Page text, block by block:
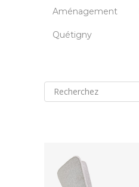
Aménagement
Quétigny